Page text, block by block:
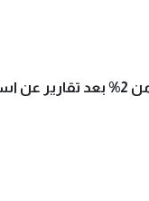
النفط يقفز أكثر من 2% بعد